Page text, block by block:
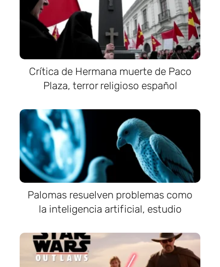
Crítica de Hermana muerte de Paco
Plaza, terror religioso español
Palomas resuelven problemas como
la inteligencia artificial, estudio